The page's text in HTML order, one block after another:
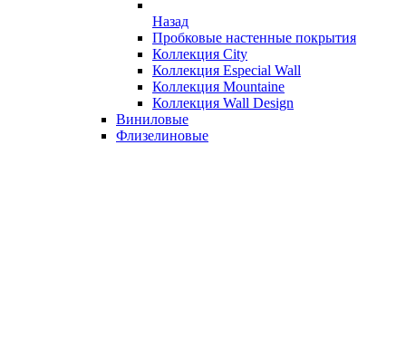
Назад
Пробковые настенные покрытия
Коллекция City
Коллекция Especial Wall
Коллекция Mountaine
Коллекция Wall Design
Виниловые
Флизелиновые